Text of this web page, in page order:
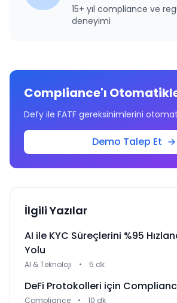
15+ yıl compliance ve
deneyimi
Compliance'ı
Defy ile FATF gereksinimlerini
Demo Talep Et
İlgili Yazılar
AI ile KYC Süreçlerini %95
Yolu
AI & Teknoloji • 5 dk
DeFi Protokolleri için
Compliance • 10 dk